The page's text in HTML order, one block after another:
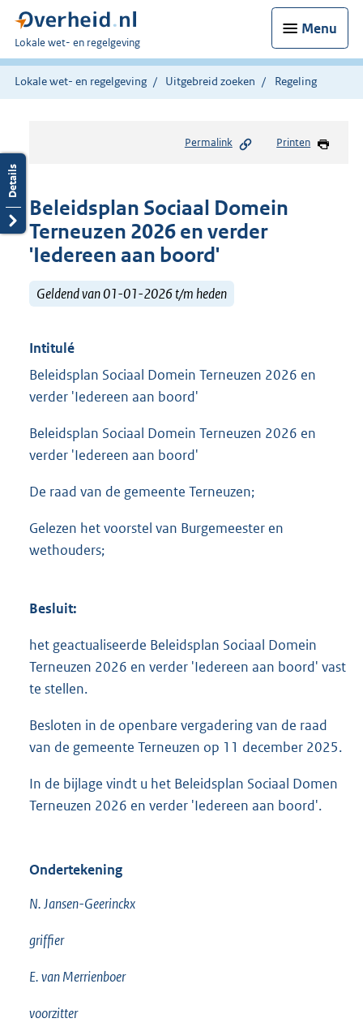
Menu
U
bent
hier:
Lokale wet- en regelgeving
Lokale wet- en regelgeving Uitgebreid zoeken Regeling
Permalink Printen
Beleidsplan Sociaal Domein
Terneuzen 2026 en verder
'Iedereen aan boord'
Geldend van 01-01-2026 t/m heden
Intitulé
Beleidsplan Sociaal Domein Terneuzen 2026 en
verder 'Iedereen aan boord'
Beleidsplan Sociaal Domein Terneuzen 2026 en
verder 'Iedereen aan boord'
De raad van de gemeente Terneuzen;
Gelezen het voorstel van Burgemeester en
wethouders;
Besluit:
het geactualiseerde Beleidsplan Sociaal Domein
Terneuzen 2026 en verder 'Iedereen aan boord' vast
te stellen.
Besloten in de openbare vergadering van de raad
van de gemeente Terneuzen op 11 december 2025.
In de bijlage vindt u het Beleidsplan Sociaal Domen
Terneuzen 2026 en verder 'Iedereen aan boord'.
Ondertekening
N. Jansen-Geerinckx
griffier
E. van Merrienboer
voorzitter